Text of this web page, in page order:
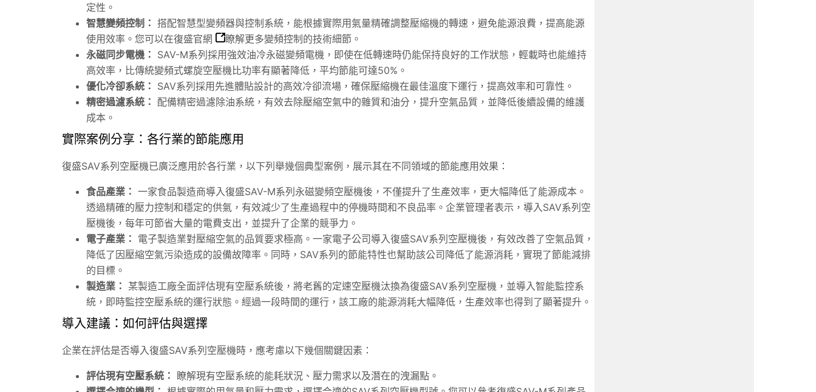
定性。
智慧變頻控制： 搭配智慧型變頻器與控制系統，能根據實際用氣量精確調整壓縮機的轉速，避免能源浪費，提高能源
使用效率。您可以在復盛官網
瞭解更多變頻控制的技術細節。
永磁同步電機： SAV-M系列採用強效油冷永磁變頻電機，即使在低轉速時仍能保持良好的工作狀態，輕載時也能維持
高效率，比傳統變頻式螺旋空壓機比功率有顯著降低，平均節能可達50%。
優化冷卻系統： SAV系列採用先進體貼設計的高效冷卻流場，確保壓縮機在最佳溫度下運行，提高效率和可靠性。
精密過濾系統： 配備精密過濾除油系統，有效去除壓縮空氣中的雜質和油分，提升空氣品質，並降低後續設備的維護
成本。
實際案例分享：各行業的節能應用
復盛SAV系列空壓機已廣泛應用於各行業，以下列舉幾個典型案例，展示其在不同領域的節能應用效果：
食品產業： 一家食品製造商導入復盛SAV-M系列永磁變頻空壓機後，不僅提升了生產效率，更大幅降低了能源成本。
透過精確的壓力控制和穩定的供氣，有效減少了生產過程中的停機時間和不良品率。企業管理者表示，導入SAV系列空
壓機後，每年可節省大量的電費支出，並提升了企業的競爭力。
電子產業： 電子製造業對壓縮空氣的品質要求極高。一家電子公司導入復盛SAV系列空壓機後，有效改善了空氣品質，
降低了因壓縮空氣污染造成的設備故障率。同時，SAV系列的節能特性也幫助該公司降低了能源消耗，實現了節能減排
的目標。
製造業： 某製造工廠全面評估現有空壓系統後，將老舊的定速空壓機汰換為復盛SAV系列空壓機，並導入智能監控系
統，即時監控空壓系統的運行狀態。經過一段時間的運行，該工廠的能源消耗大幅降低，生產效率也得到了顯著提升。
導入建議：如何評估與選擇
企業在評估是否導入復盛SAV系列空壓機時，應考慮以下幾個關鍵因素：
評估現有空壓系統： 瞭解現有空壓系統的能耗狀況、壓力需求以及潛在的洩漏點。